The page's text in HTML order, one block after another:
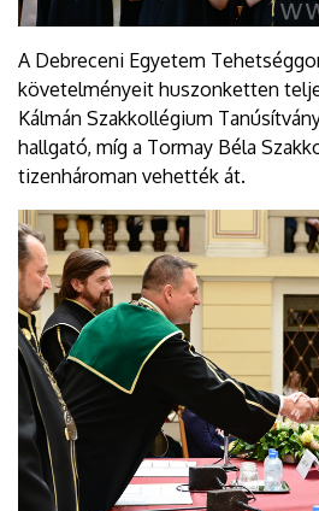
A Debreceni Egyetem
követelményeit huszonketten
Kálmán Szakkollégium
hallgató, míg a Tormay Béla
tizenhároman vehették át.